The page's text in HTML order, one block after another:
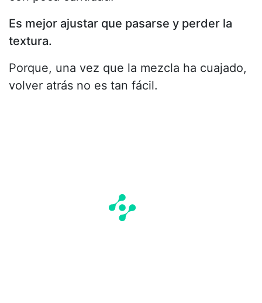
Es mejor ajustar que pasarse y perder la
textura.
Porque, una vez que la mezcla ha cuajado,
volver atrás no es tan fácil.